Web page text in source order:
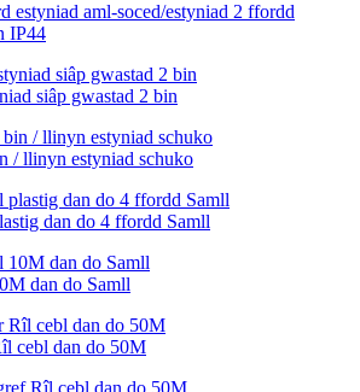
estyniad aml-soced/estyniad 2 ffordd
IP44
siâp gwastad 2 bin
/ llinyn estyniad schuko
dan do 4 ffordd Samll
dan do Samll
cebl dan do 50M